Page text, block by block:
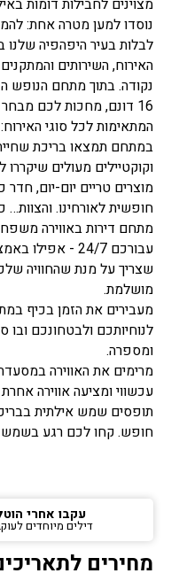
מצוינים לחבילות דומות
נוסדו למען מטרה אחת:
לבלות בעיר היפהפיה שלנו
האירוח, השירותים
נקודה. בתוך מתחם הנופש
16 דונם, מחכות לכם
המתאימות לכל סוגי
במתחם תמצאו בריכת
וקוקטיילים מעולים
מוצרים טריים יום-יום,
חופשית לאורחינו.
מתחם דירות באווירה
עבורכם 24/7 -
שצריך על מנת שהחוויה
מושלמת.
לנוחיותכם ולבטחונכם
ומספרה.
מרימים את האווירה
עכשווי ומציעה אווירה
תופסים שמש אילתית
חופש. קחו לכם רגע בשמש
עקבו אחרי
דילים מיוחדים
מחירים